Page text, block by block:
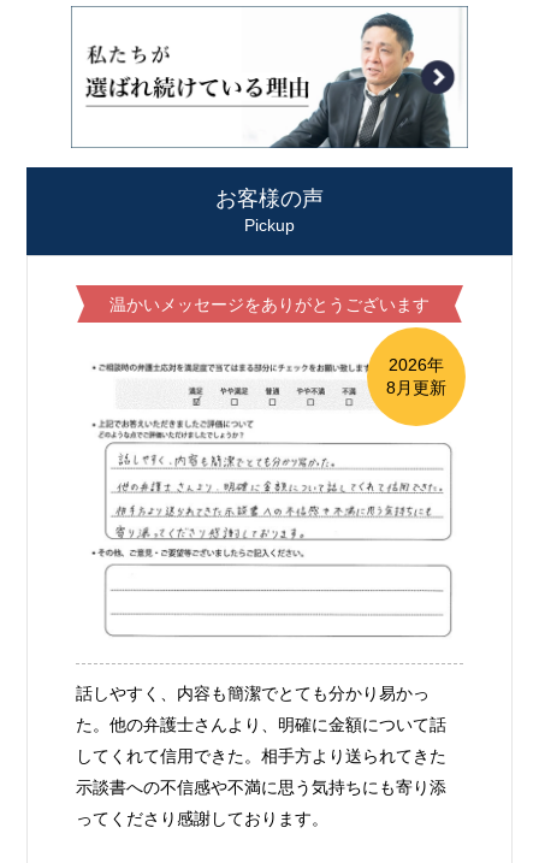
お客様の声
Pickup
温かいメッセージをありがとうございます
2026年
8月更新
話しやすく、内容も簡潔でとても分かり易かっ
た。他の弁護士さんより、明確に金額について話
してくれて信用できた。相手方より送られてきた
示談書への不信感や不満に思う気持ちにも寄り添
ってくださり感謝しております。